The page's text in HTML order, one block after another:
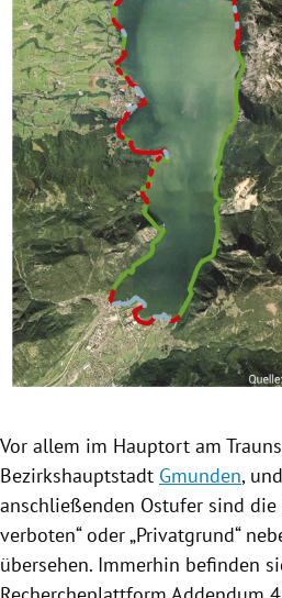
Vor allem im Hauptort am
Bezirkshauptstadt Gmunden,
anschließenden Ostufer sind
verboten“ oder „Privatgrund“
übersehen. Immerhin befinden